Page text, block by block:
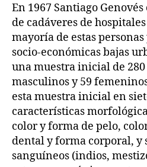
En 1967 Santiago
de cadáveres de
mayoría de estas
socio-económicas bajas
una muestra inicial de 280
masculinos y 59
esta muestra inicial en
características
color y forma de pelo,
dental y forma corporal, y
sanguíneos (indios,